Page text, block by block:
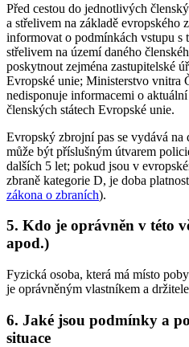
Před cestou do jednotlivých
a střelivem na základě evropského
informovat o podmínkách vstupu s
střelivem na území daného
poskytnout zejména zastupitelské
Evropské unie; Ministerstvo vnitra
nedisponuje informacemi o
členských státech Evropské unie.
Evropský zbrojní pas se vydává na
může být příslušným útvarem
dalších 5 let; pokud jsou v
zbraně kategorie D, je doba
zákona o zbraních).
5. Kdo je oprávněn v této
apod.)
Fyzická osoba, která má místo
je oprávněným vlastníkem a
6. Jaké jsou podmínky a
situace